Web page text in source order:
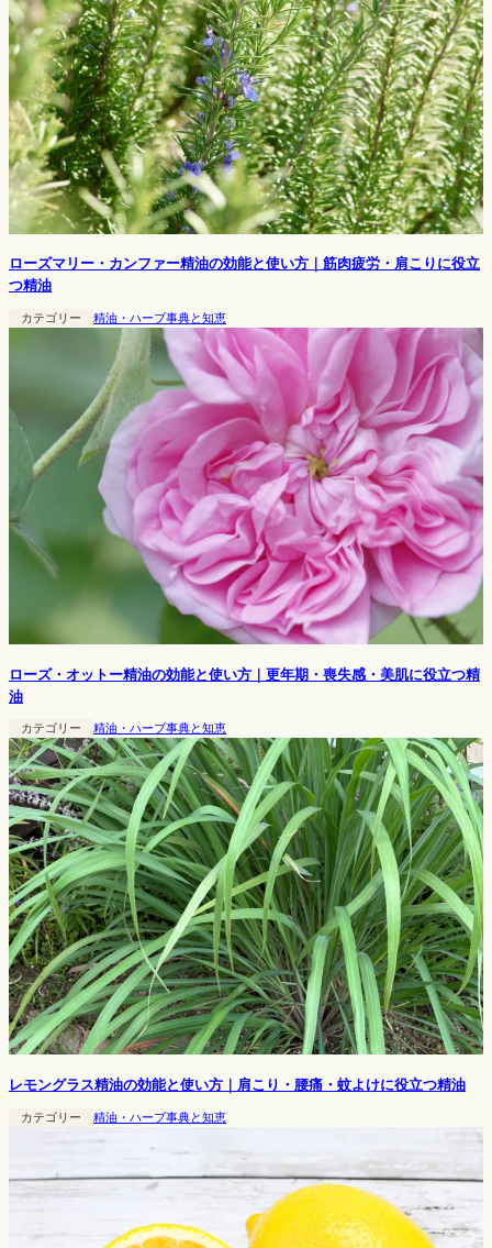
ローズマリー・カンファー精油の効能と使い方｜筋肉疲労・肩こりに役立
つ精油
カテゴリー 精油・ハーブ事典と知恵
ローズ・オットー精油の効能と使い方｜更年期・喪失感・美肌に役立つ精
油
カテゴリー 精油・ハーブ事典と知恵
レモングラス精油の効能と使い方｜肩こり・腰痛・蚊よけに役立つ精油
カテゴリー 精油・ハーブ事典と知恵